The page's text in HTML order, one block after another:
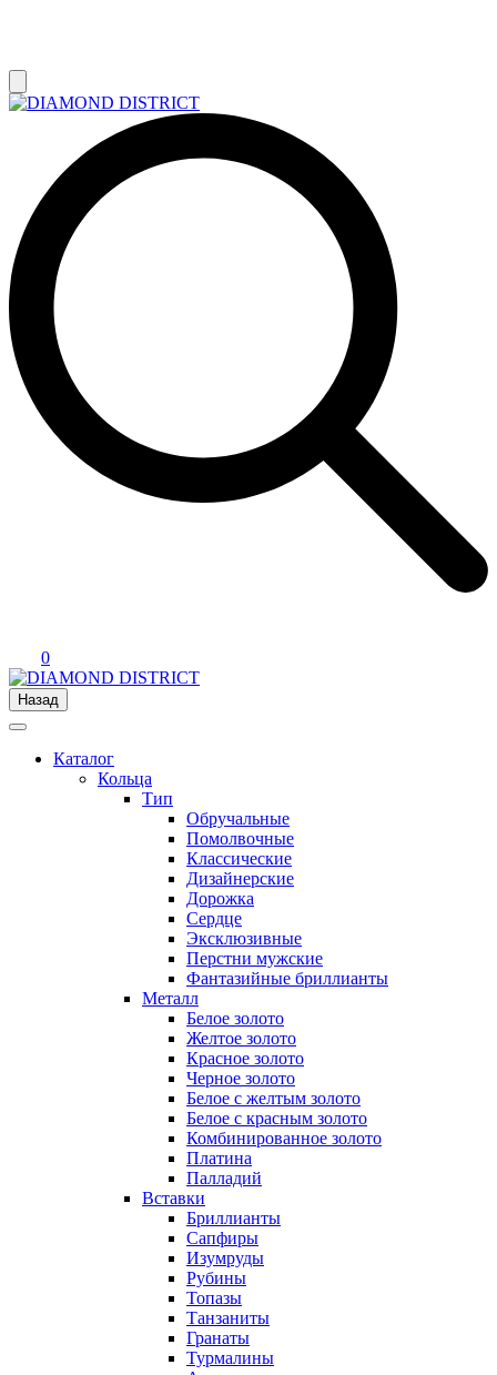
0
Назад
Каталог
Кольца
Тип
Обручальные
Помолвочные
Классические
Дизайнерские
Дорожка
Сердце
Эксклюзивные
Перстни мужские
Фантазийные бриллианты
Металл
Белое золото
Желтое золото
Красное золото
Черное золото
Белое с желтым золото
Белое с красным золото
Комбинированное золото
Платина
Палладий
Вставки
Бриллианты
Сапфиры
Изумруды
Рубины
Топазы
Танзаниты
Гранаты
Турмалины